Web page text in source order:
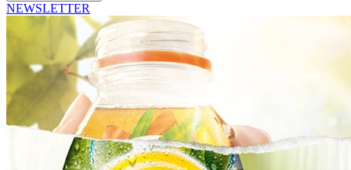
NEWSLETTER